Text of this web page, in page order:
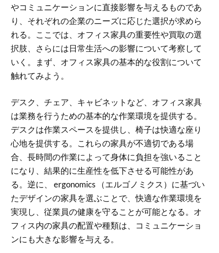
やコミュニケーションに直接影響を与えるものであ
り、それぞれの企業のニーズに応じた選択が求めら
れる。ここでは、オフィス家具の重要性や買取の選
択肢、さらには日常生活への影響について考察して
いく。まず、オフィス家具の基本的な役割について
触れてみよう。
デスク、チェア、キャビネットなど、オフィス家具
は業務を行うための基本的な作業環境を提供する。
デスクは作業スペースを提供し、椅子は快適な座り
心地を提供する。これらの家具が不適切である場
合、長時間の作業によって身体に負担を強いること
になり、結果的に生産性を低下させる可能性があ
る。逆に、 ergonomics （エルゴノミクス）に基づい
たデザインの家具を選ぶことで、快適な作業環境を
実現し、従業員の健康を守ることが可能となる。オ
フィス内の家具の配置や種類は、コミュニケーショ
ンにも大きな影響を与える。